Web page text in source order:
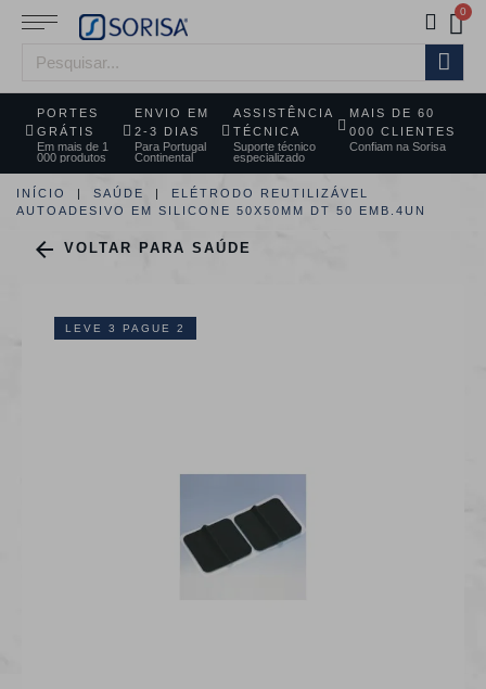
PORTES
GRÁTIS
Em mais de 1
000 produtos
ENVIO EM
2-3 DIAS
Para Portugal
Continental
ASSISTÊNCIA
TÉCNICA
Suporte técnico
especializado
MAIS DE 60
000 CLIENTES
Confiam na Sorisa
INÍCIO SAÚDE
ELÉTRODO REUTILIZÁVEL
AUTOADESIVO EM SILICONE 50X50MM DT 50 EMB.4UN
 VOLTAR PARA SAÚDE
LEVE 3 PAGUE 2